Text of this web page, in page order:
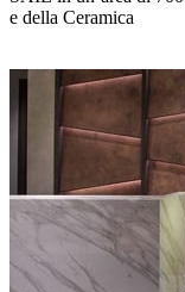
e della Ceramica